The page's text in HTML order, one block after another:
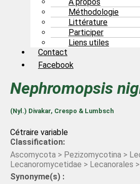
Méthodologie
Littérature
Participer
Liens utiles
Contact
Facebook
Nephromopsis
(Nyl.) Divakar, Crespo & Lumbsch
Cétraire variable
Classification:
Ascomycota > Pezizomycotina >
Lecanoromycetidae > Lecanorales
Synonyme(s) :